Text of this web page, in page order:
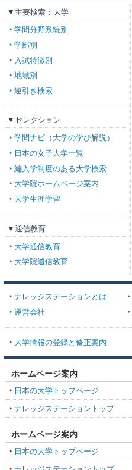
▼主要検索：大学
学問分野系統別
学部別
入試特徴別
地域別
逆引き検索
▼セレクション
学問ナビ（大学の学び解説）
日本の女子大学一覧
編入学制度のある大学検索
大学院ホームページ案内
大学生涯学習
▼通信教育
大学通信教育
大学院通信教育
ナレッジステーションとは
運営会社
大学情報の登録と修正案内
ホームページ案内
日本の大学トップページ
ナレッジステーショントップ
ホームページ案内
日本の大学トップページ